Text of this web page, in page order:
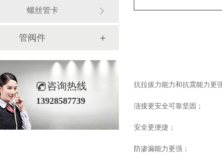
螺丝管卡
管阀件
咨询热线
13928587739
抗拉拔力能力
涟接更安全可靠坚固；
安全更便捷；
防渗漏能力更强；